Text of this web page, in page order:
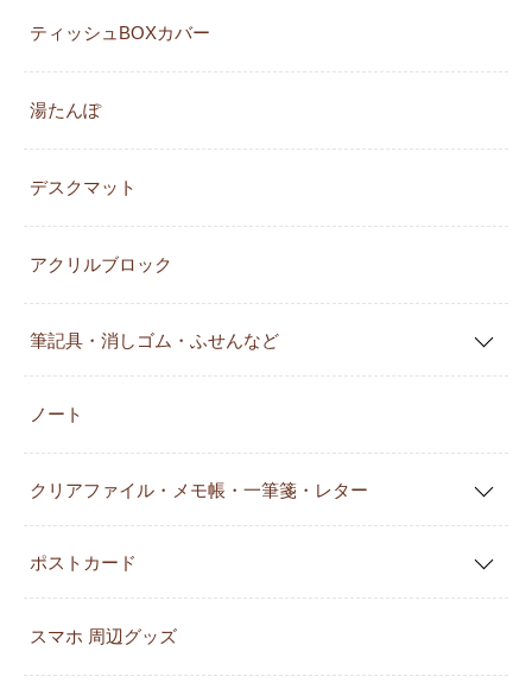
ティッシュBOXカバー
湯たんぽ
デスクマット
アクリルブロック
筆記具・消しゴム・ふせんなど
ノート
クリアファイル・メモ帳・一筆箋・レター
ポストカード
スマホ 周辺グッズ